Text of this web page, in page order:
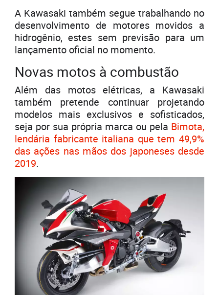
A Kawasaki também segue trabalhando no
desenvolvimento de motores movidos a
hidrogênio, estes sem previsão para um
lançamento oficial no momento.
Novas motos à combustão
Além das motos elétricas, a Kawasaki
também pretende continuar projetando
modelos mais exclusivos e sofisticados,
seja por sua própria marca ou pela Bimota,
lendária fabricante italiana que tem 49,9%
das ações nas mãos dos japoneses desde
2019.